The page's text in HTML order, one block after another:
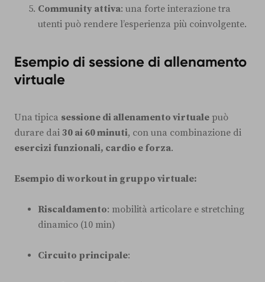
Community attiva: una forte interazione tra
utenti può rendere l’esperienza più coinvolgente.
Esempio di sessione di allenamento
virtuale
Una tipica sessione di allenamento virtuale può
durare dai 30 ai 60 minuti, con una combinazione di
esercizi funzionali, cardio e forza.
Esempio di workout in gruppo virtuale:
Riscaldamento: mobilità articolare e stretching
dinamico (10 min)
Circuito principale: